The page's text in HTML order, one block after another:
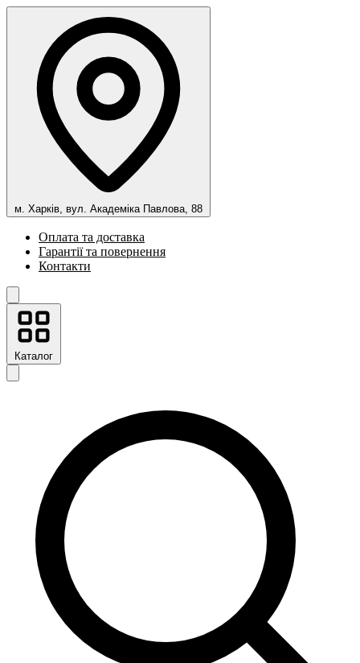
м. Харків, вул. Академіка Павлова, 88
Оплата та доставка
Гарантії та повернення
Контакти
Каталог